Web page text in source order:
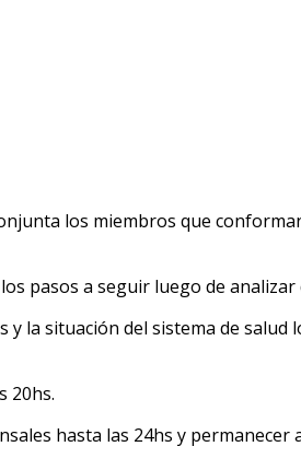
los miembros que
pasos a seguir luego de
la situación del sistema de salud
20hs.
hasta las 24hs y permanecer